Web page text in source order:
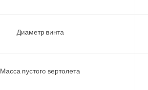
Диаметр винта
Масса пустого вертолета